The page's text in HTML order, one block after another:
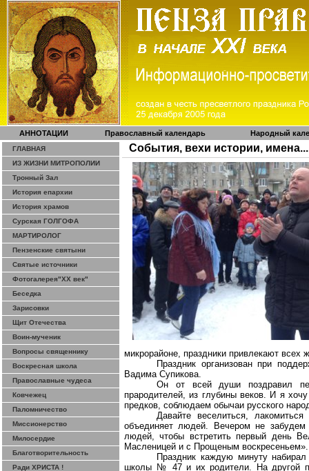
АННОТАЦИИ Православный календарь Народный
ГЛАВНАЯ
ИЗ ЖИЗНИ МИТРОПОЛИИ
Тронный Зал
История епархии
История храмов
Сурская ГОЛГОФА
МАРТИРОЛОГ
Пензенские святыни
Святые источники
Фотогалерея"ХХ век"
Беседка
Зарисовки
Щит Отечества
Воин-мученик
Вопросы священнику
Воскресная школа
Православные чудеса
Ковчежец
Паломничество
Миссионерство
Милосердие
Благотворительность
Ради ХРИСТА !
События, вехи истории, имена...
микрорайоне, праздники привлекают всех
Праздник организован при
Вадима Супикова.
Он от всей души поздравил
прародителей, из глубины веков. И я
предков, соблюдаем обычаи русского
Давайте веселиться,
объединяет людей. Вечером не забудем
людей, чтобы встретить первый день
Масленицей и с Прощеным воскресеньем».
Праздник каждую минуту
школы № 47 и их родители. На другой